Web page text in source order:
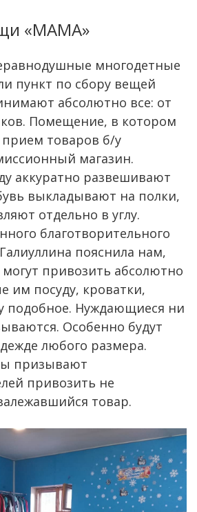
«МАМА»
многодетные
пункт по сбору вещей
абсолютно все: от
Помещение, в котором
прием товаров б/у
магазин.
аккуратно развешивают
выкладывают на полки,
отдельно в углу.
благотворительного
пояснила нам,
привозить абсолютно
им посуду, кроватки,
подобное. Нуждающиеся ни
Особенно будут
любого размера.
призывают
привозить не
товар.